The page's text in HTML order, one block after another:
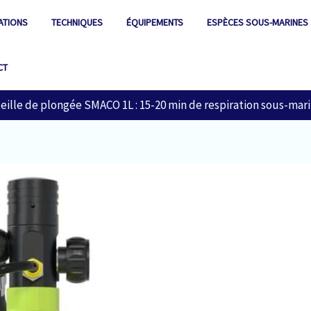
TECHNIQUES ÉQUIPEMENTS ESPÈCES SOUS-MARINES
de plongée SMACO 1L : 15-20 min de respiration sous-